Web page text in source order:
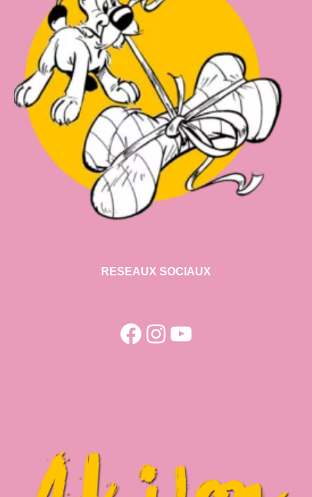
RESEAUX SOCIAUX
Facebook
Instagram
YouTube